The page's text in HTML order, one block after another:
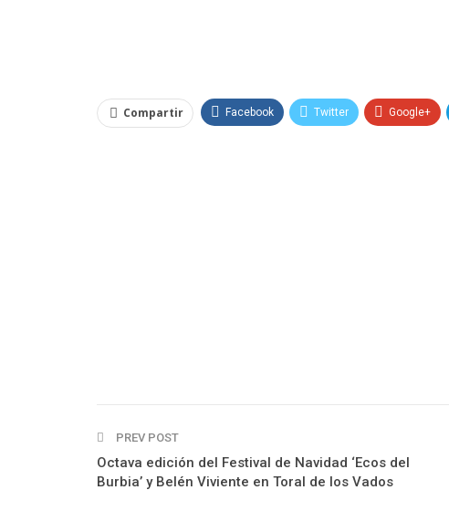
Compartir Facebook Twitter Google+
PREV POST
Octava edición del Festival de Navidad ‘Ecos del
Burbia’ y Belén Viviente en Toral de los Vados